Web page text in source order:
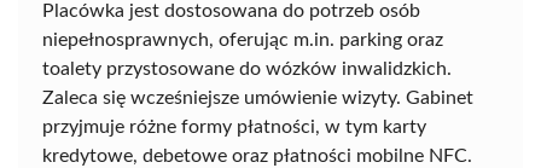
Placówka jest dostosowana do potrzeb osób
niepełnosprawnych, oferując m.in. parking oraz
toalety przystosowane do wózków inwalidzkich.
Zaleca się wcześniejsze umówienie wizyty. Gabinet
przyjmuje różne formy płatności, w tym karty
kredytowe, debetowe oraz płatności mobilne NFC.